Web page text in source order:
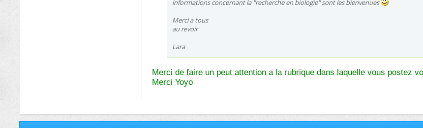
informations concernant la "recherche en biologie" sont les bienvenues
Merci a tous
au revoir
Lara
Merci de faire un peut attention a la rubrique dans laquelle vous postez
Merci Yoyo